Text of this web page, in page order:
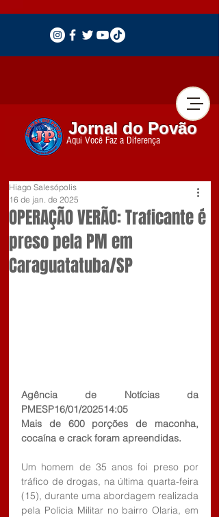
Jornal do Povão
Aqui Você Faz a Diferença
OPERAÇÃO VERÃO: Traficante é
preso pela PM em
Caraguatatuba/SP
Hiago Salesópolis
16 de jan. de 2025
Agência de Notícias da
PMESP16/01/202514:05
Mais de 600 porções de maconha,
cocaína e crack foram apreendidas.
Um homem de 35 anos foi preso por
tráfico de drogas, na última quarta-feira
(15), durante uma abordagem realizada
pela Polícia Militar no bairro Olaria, em